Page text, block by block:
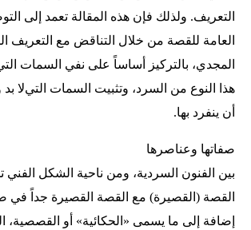
التعريف. ولذلك فإن هذه المقالة تعمد إلى
العامة للقصة من خلال التناقض مع التعريف
المجدي، بالتركيز أساساً على نفي السمات
هذا النوع من السرد، وتثبيت السمات التي لا بد
أن ينفرد بها.
صفاتها وعناصرها
بين الفنون السردية، ومن ناحية الشكل الفني
القصة (القصيرة) مع القصة القصيرة جداً في
إضافة إلى ما يسمى «الحكائية» أو القصصية،